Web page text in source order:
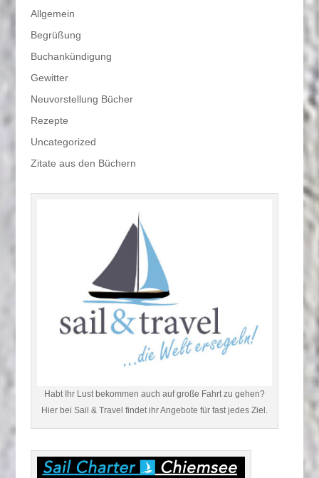
Allgemein
Begrüßung
Buchankündigung
Gewitter
Neuvorstellung Bücher
Rezepte
Uncategorized
Zitate aus den Büchern
Habt Ihr Lust bekommen auch auf große Fahrt zu gehen?
Hier bei Sail & Travel findet ihr Angebote für fast jedes Ziel.